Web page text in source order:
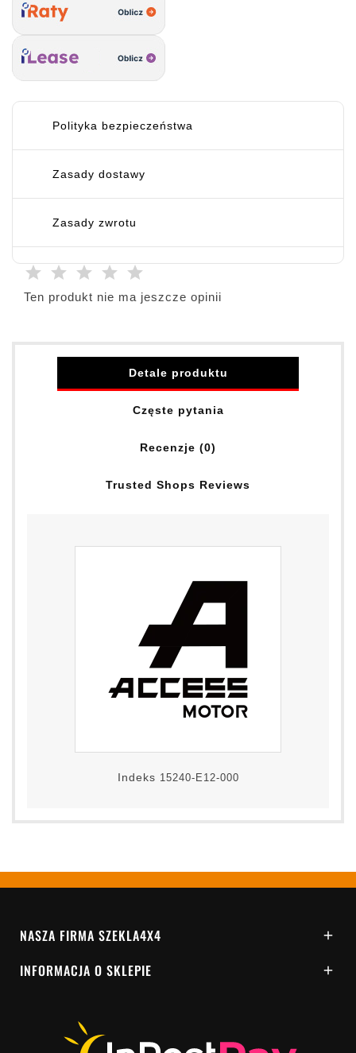
Polityka bezpieczeństwa
Zasady dostawy
Zasady zwrotu
Ten produkt nie ma jeszcze opinii
Detale produktu
Częste pytania
Recenzje (0)
Trusted Shops Reviews
Indeks 15240-E12-000
NASZA FIRMA SZEKLA4X4 
INFORMACJA O SKLEPIE 